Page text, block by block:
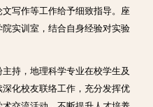
写作等工作给予细致指导。座
实训室，结合自身经验对实验
持，地理科学专业在校学生及
深化校友联络工作，充分发挥优